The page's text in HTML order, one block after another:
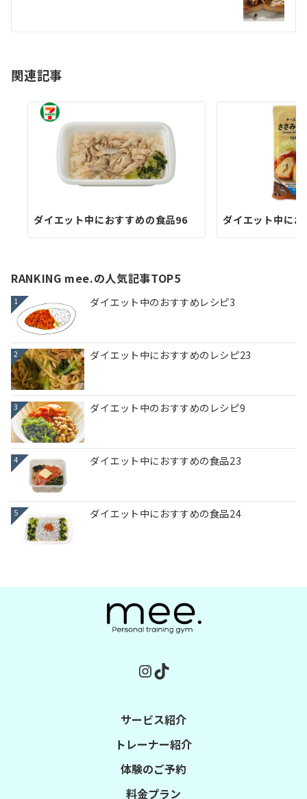
シ
ン
関連記事
ダイエット中におすすめの食品96 ダイエット中に
RANKING mee.の人気記事TOP5
1 ダイエット中のおすすめレシピ3
2 ダイエット中におすすめのレシピ23
3 ダイエット中のおすすめのレシピ9
4 ダイエット中におすすめの食品23
5 ダイエット中におすすめの食品24
Instagram
TikTok
サービス紹介
トレーナー紹介
体験のご予約
料金プラン